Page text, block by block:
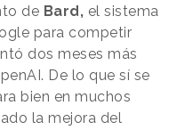
de Bard, el sistema
para competir
dos meses más
De lo que sí se
bien en muchos
la mejora del